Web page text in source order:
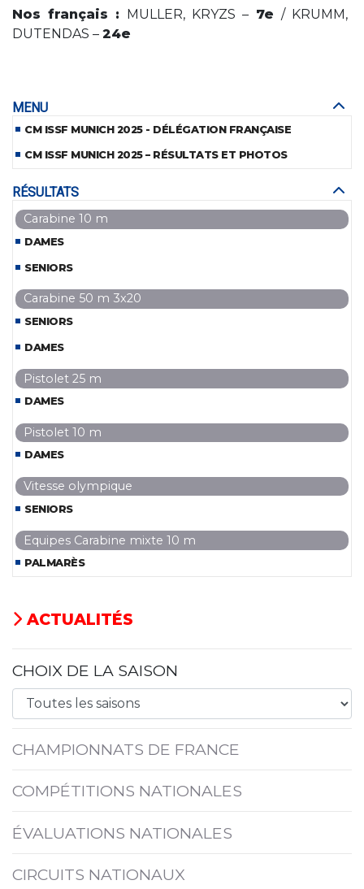
Nos français : MULLER, KRYZS – 7e / KRUMM,
DUTENDAS – 24e
MENU
CM ISSF MUNICH 2025 - DÉLÉGATION FRANÇAISE
CM ISSF MUNICH 2025 – RÉSULTATS ET PHOTOS
RÉSULTATS
Carabine 10 m
DAMES
SENIORS
Carabine 50 m 3x20
SENIORS
DAMES
Pistolet 25 m
DAMES
Pistolet 10 m
DAMES
Vitesse olympique
SENIORS
Equipes Carabine mixte 10 m
PALMARÈS
ACTUALITÉS
CHOIX DE LA SAISON
CHAMPIONNATS DE FRANCE
COMPÉTITIONS NATIONALES
ÉVALUATIONS NATIONALES
CIRCUITS NATIONAUX